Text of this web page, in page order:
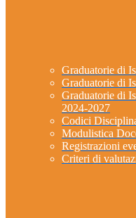
Graduatorie di
Graduatorie di
Graduatorie di
2024-2027
Codici
Modulistica
Registrazioni
Criteri di